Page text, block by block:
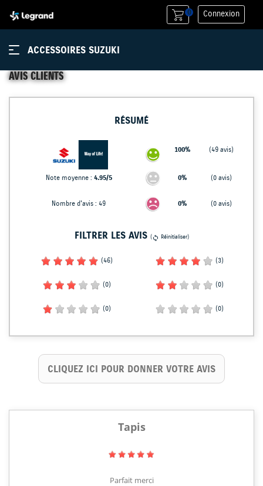
0 Connexion
ACCESSOIRES SUZUKI
AVIS CLIENTS
RÉSUMÉ
100% (49 avis)
Note moyenne : 4.95/5 0% (0 avis)
Nombre d'avis : 49 0% (0 avis)
FILTRER LES AVIS (sync Réinitialiser )
(46) (3)
(0) (0)
(0) (0)
CLIQUEZ ICI POUR DONNER VOTRE AVIS
Tapis
Parfait merci